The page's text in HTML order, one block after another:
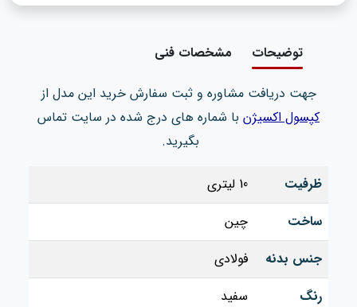
توضیحات مشخصات فنی
جهت دریافت مشاوره و ثبت سفارش خرید این مدل از
کپسول اکسیژن با شماره های درج شده در سایت تماس
بگیرید.
ظرفیت
10 لیتری
ساخت
چین
جنس بدنه
فولادی
رنگ
سفید